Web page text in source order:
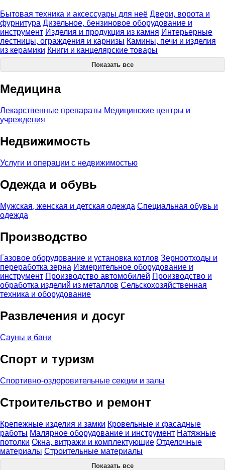
Бытовая техника и аксессуары для неё Двери, ворота и
фурнитура Дизельное, бензиновое оборудование и
инструмент Изделия и продукция из камня Интерьерные
лестницы, ограждения и карнизы Камины, печи и изделия
из керамики Книги и канцелярские товары
Показать все
Медицина
Лекарственные препараты Медицинские центры и
учреждения
Недвижимость
Услуги и операции с недвижимостью
Одежда и обувь
Мужская, женская и детская одежда Специальная обувь и
одежда
Производство
Газовое оборудование и установка котлов Зерноотходы и
переработка зерна Измерительное оборудование и
инструмент Производство автомобилей Производство и
обработка изделий из металлов Сельскохозяйственная
техника и оборудование
Развлечения и досуг
Сауны и бани
Спорт и туризм
Спортивно-оздоровительные секции и залы
Строительство и ремонт
Крепежные изделия и замки Кровельные и фасадные
работы Малярное оборудование и инструмент Натяжные
потолки Окна, витражи и комплектующие Отделочные
материалы Строительные материалы
Показать все